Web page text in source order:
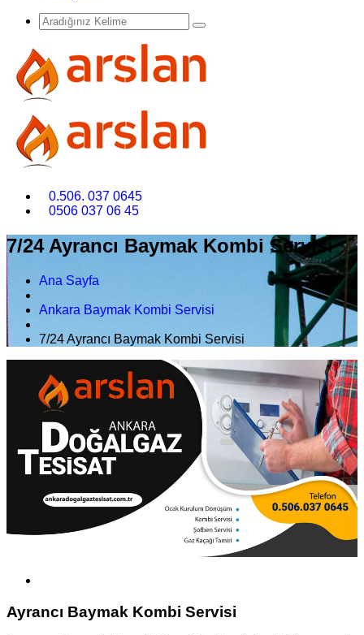
0.506. 037 0645
0506 037 06 45
7/24 Ayrancı Baymak Kombi Servisi
Ana Sayfa
Ankara Baymak Kombi Servisi
7/24 Ayrancı Baymak Kombi Servisi
Ayrancı Baymak Kombi Servisi